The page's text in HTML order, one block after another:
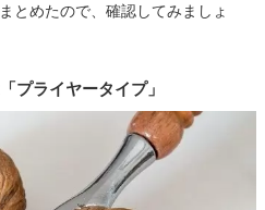
とめたので、確認してみましょ
プライヤータイプ」